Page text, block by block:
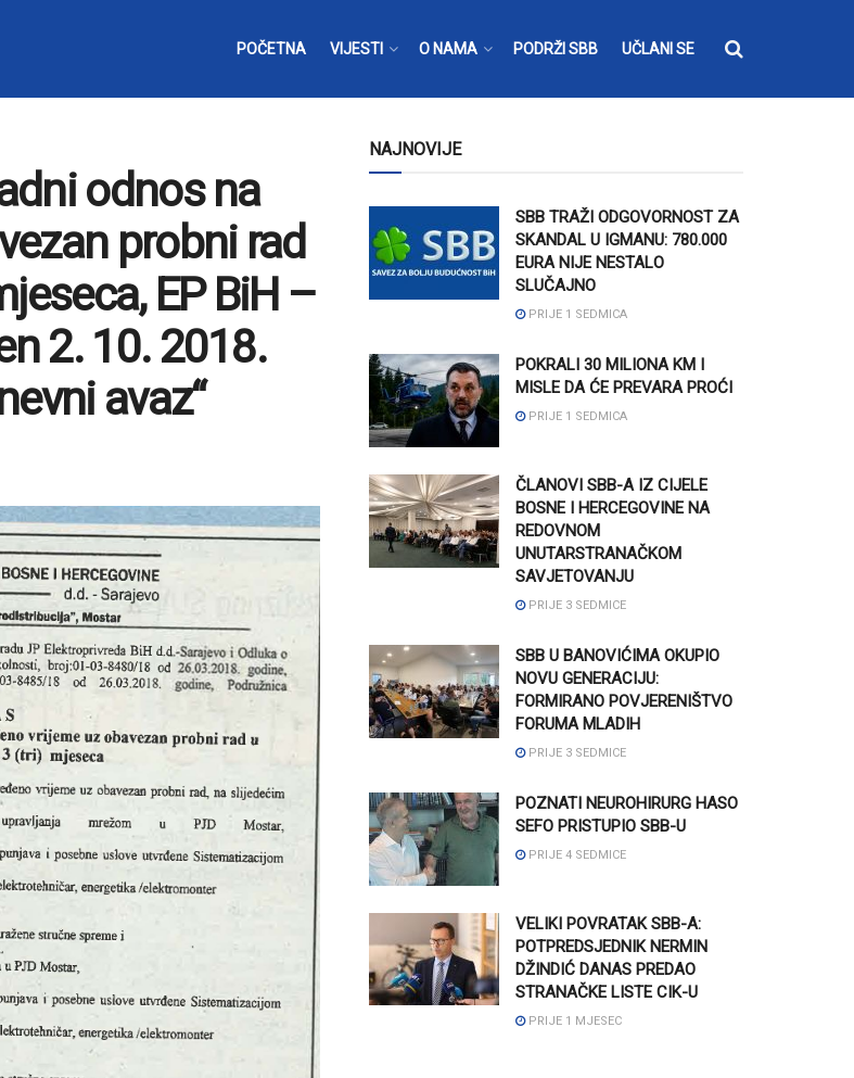
POČETNA VIJESTI O NAMA PODRŽI SBB UČLANI SE
odnos na
probni rad
EP BiH –
2. 10. 2018.
avaz“
NAJNOVIJE
SBB TRAŽI ODGOVORNOST ZA
SKANDAL U IGMANU: 780.000
EURA NIJE NESTALO
SLUČAJNO
PRIJE 1 SEDMICA
POKRALI 30 MILIONA KM I
MISLE DA ĆE PREVARA PROĆI
PRIJE 1 SEDMICA
ČLANOVI SBB-A IZ CIJELE
BOSNE I HERCEGOVINE NA
REDOVNOM
UNUTARSTRANAČKOM
SAVJETOVANJU
PRIJE 3 SEDMICE
SBB U BANOVIĆIMA OKUPIO
NOVU GENERACIJU:
FORMIRANO POVJERENIŠTVO
FORUMA MLADIH
PRIJE 3 SEDMICE
POZNATI NEUROHIRURG HASO
SEFO PRISTUPIO SBB-U
PRIJE 4 SEDMICE
VELIKI POVRATAK SBB-A:
POTPREDSJEDNIK NERMIN
DŽINDIĆ DANAS PREDAO
STRANAČKE LISTE CIK-U
PRIJE 1 MJESEC